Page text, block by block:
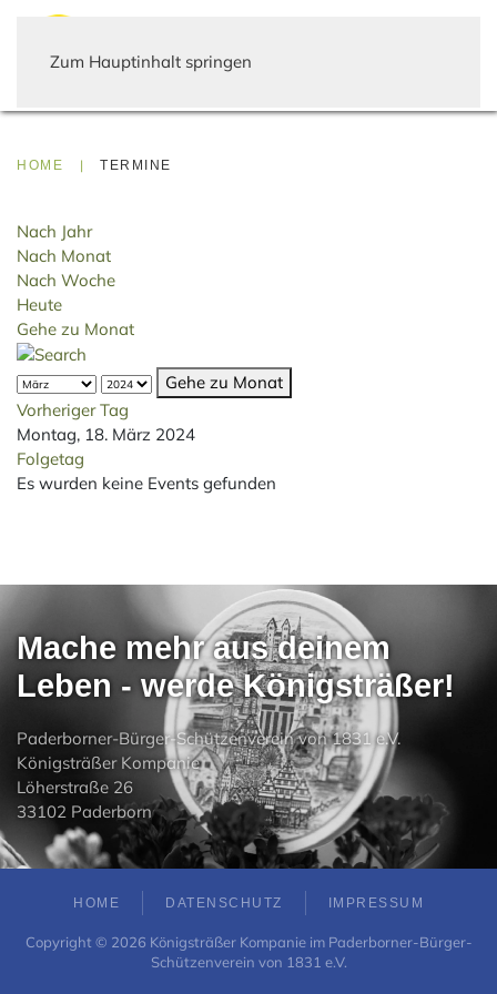
Zum Hauptinhalt springen
HOME TERMINE
Nach Jahr
Nach Monat
Nach Woche
Heute
Gehe zu Monat
Gehe zu Monat
Vorheriger Tag
Montag, 18. März 2024
Folgetag
Es wurden keine Events gefunden
Mache mehr aus deinem
Leben - werde Königsträßer!
Paderborner-Bürger-Schützenverein von 1831 e.V.
Königsträßer Kompanie
Löherstraße 26
33102 Paderborn
HOME DATENSCHUTZ IMPRESSUM
Copyright © 2026 Königsträßer Kompanie im Paderborner-Bürger-
Schützenverein von 1831 e.V.